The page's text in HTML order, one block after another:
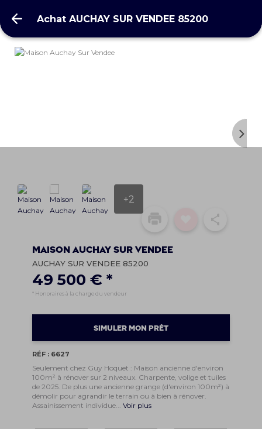
Achat AUCHAY SUR VENDEE 85200
Achat AUCHAY SUR VENDEE 85200
+2
Maison Auchay Sur Vendee
AUCHAY SUR VENDEE 85200
49 500 € *
* Honoraires à la charge du vendeur
SIMULER MON PRÊT
RÉF : 6627
Seulement chez Guy Hoquet : Maison ancienne d'environ
100m² à rénover sur 2 niveaux. Charpente, volige et tuiles
de 2025. De plus une ancienne grange (d'environ 100m²) à
démolir pour agrandir le terrain ou à bien à rénover.
Assainissement individue...Voir plus